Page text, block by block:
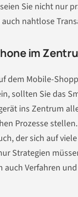
Sie nicht nur
nahtlose
im
dem Mobile-
sollten Sie das
ins Zentrum
Prozesse
der sich auf
Strategien
auch Verfahren